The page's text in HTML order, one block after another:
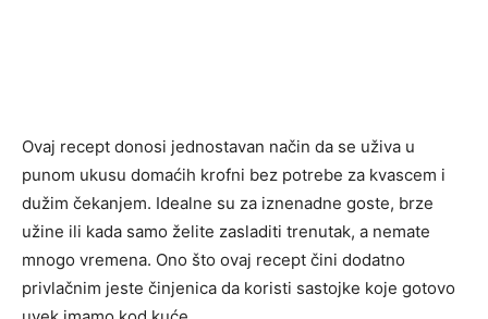
Ovaj recept donosi jednostavan način da se uživa u
punom ukusu domaćih krofni bez potrebe za kvascem i
dužim čekanjem. Idealne su za iznenadne goste, brze
užine ili kada samo želite zasladiti trenutak, a nemate
mnogo vremena. Ono što ovaj recept čini dodatno
privlačnim jeste činjenica da koristi sastojke koje gotovo